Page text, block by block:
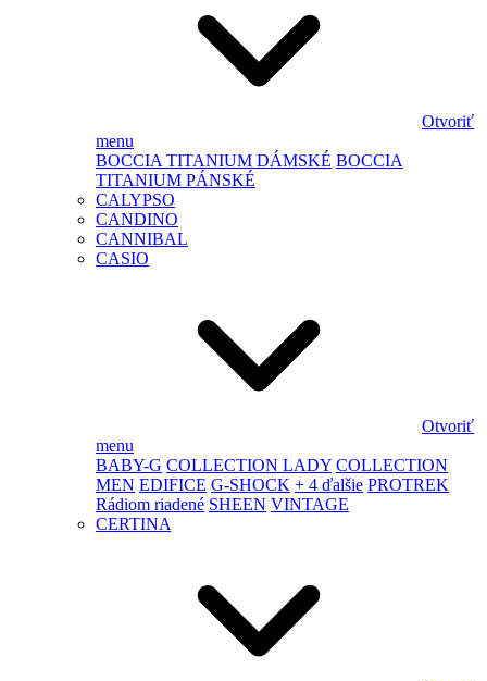
Otvoriť
menu
BOCCIA TITANIUM DÁMSKÉ BOCCIA
TITANIUM PÁNSKÉ
CALYPSO
CANDINO
CANNIBAL
CASIO
Otvoriť
menu
BABY-G COLLECTION LADY COLLECTION
MEN EDIFICE G-SHOCK + 4 ďalšie PROTREK
Rádiom riadené SHEEN VINTAGE
CERTINA